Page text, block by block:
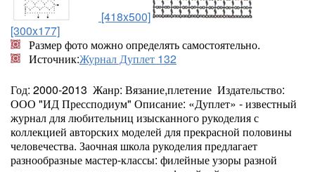
[418x500]
[300x177]
Размер фото можно определять самостоятельно.
Источник:Журнал Дуплет 132
Год: 2000-2013 Жанр: Вязание,плетение Издательство:
ООО "ИД Прессподиум" Описание: «Дуплет» - известный
журнал для любительниц изысканного рукоделия с
коллекцией авторских моделей для прекрасной половины
человечества. Заочная школа рукоделия предлагает
разнообразные мастер-классы: филейные узоры разной